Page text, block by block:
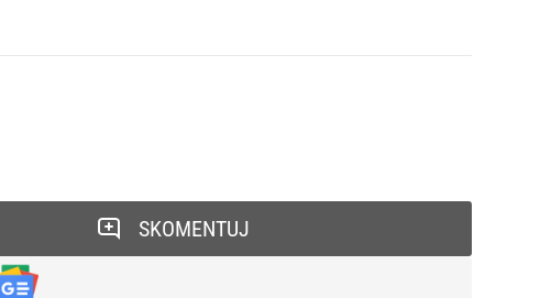
SKOMENTUJ